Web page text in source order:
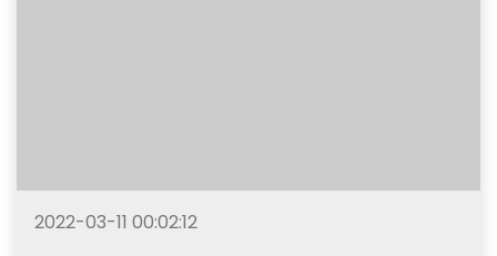
2022-03-11 00:02:12